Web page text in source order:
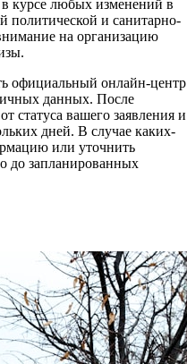
курсе любых изменений в
политической и санитарно-
на организацию
официальный онлайн-центр
данных. После
статуса вашего заявления и
дней. В случае каких-
или уточнить
до запланированных